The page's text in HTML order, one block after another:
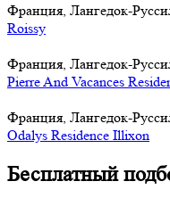
Франция, Лангедок-
Roissy
Франция, Лангедок-
Pierre And Vacances
Франция, Лангедок-
Odalys Residence Illixon
Бесплатный